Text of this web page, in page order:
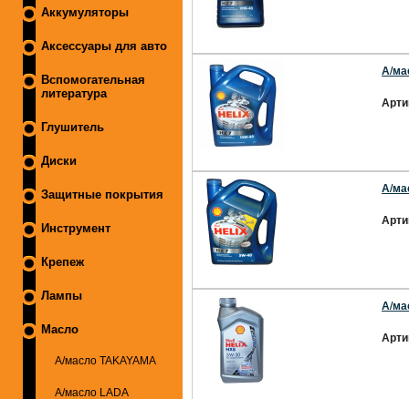
Аккумуляторы
Аксессуары для авто
Вспомогательная
литература
Глушитель
Диски
Защитные покрытия
Инструмент
Крепеж
Лампы
Масло
А/масло TAKAYAMA
А/масло LADA
А/
А/
А/